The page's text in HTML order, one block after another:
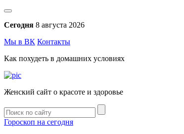
Сегодня 8 августа 2026
Мы в ВК Контакты
Как похудеть в домашних условиях
Женский сайт о красоте и здоровье
Гороскоп на сегодня